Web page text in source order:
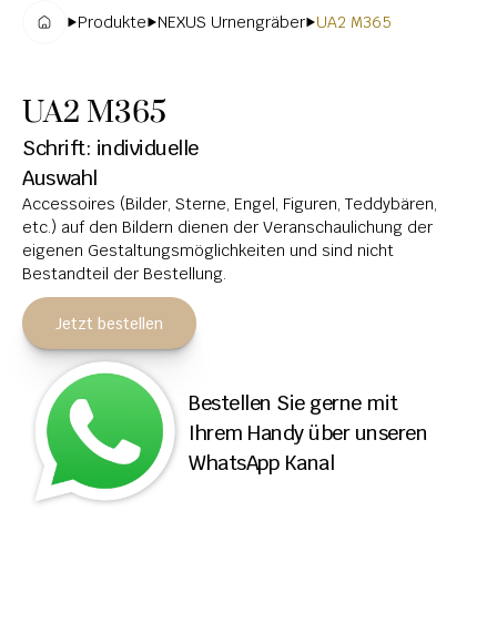
MAGRADO
KOLUMBARIEN
BREITSTEINE
LIEGESTEINE
URNENANLAGEN
LEUCHTGRABMALE
KONTAKT
ADRESSEN NIEDERLASSUNGEN
ÖFFNUNGSZEITEN
Produkte NEXUS Urnengräber UA2 M365
UA2 M365
Schrift: individuelle
Auswahl
Accessoires (Bilder, Sterne, Engel, Figuren, Teddybären,
etc.) auf den Bildern dienen der Veranschaulichung der
eigenen Gestaltungsmöglichkeiten und sind nicht
Bestandteil der Bestellung.
Jetzt bestellen
Bestellen Sie gerne mit
Ihrem Handy über unseren
WhatsApp Kanal